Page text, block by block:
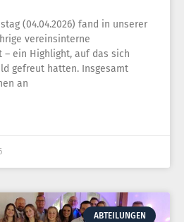
(04.04.2026) fand in unserer
vereinsinterne
ein Highlight, auf das sich
gefreut hatten. Insgesamt
an
ABTEILUNGEN